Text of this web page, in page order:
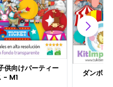
供向けパーティー
- M1
ダンボ